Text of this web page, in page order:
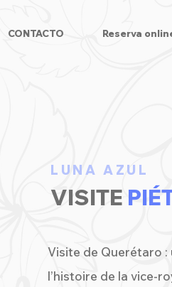
CONTACTO Reserva
LUNA AZUL
VISITE
Visite de Querétaro
l’histoire de la vice-